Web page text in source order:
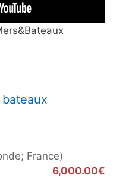
France)
6,000.00€